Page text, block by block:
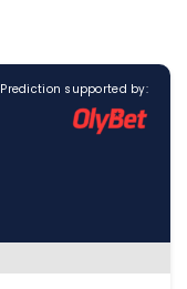
Prediction supported by: